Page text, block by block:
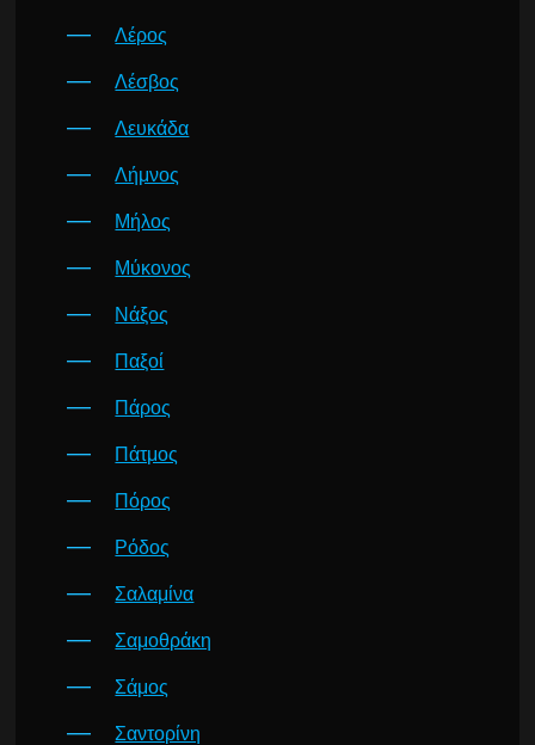
Λέρος
Λέσβος
Λευκάδα
Λήμνος
Μήλος
Μύκονος
Νάξος
Παξοί
Πάρος
Πάτμος
Πόρος
Ρόδος
Σαλαμίνα
Σαμοθράκη
Σάμος
Σαντορίνη